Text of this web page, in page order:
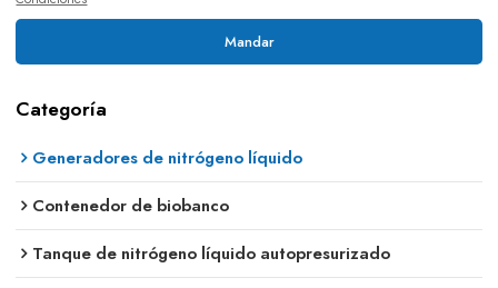
Mandar
Categoría
Generadores de nitrógeno líquido
Contenedor de biobanco
Tanque de nitrógeno líquido autopresurizado